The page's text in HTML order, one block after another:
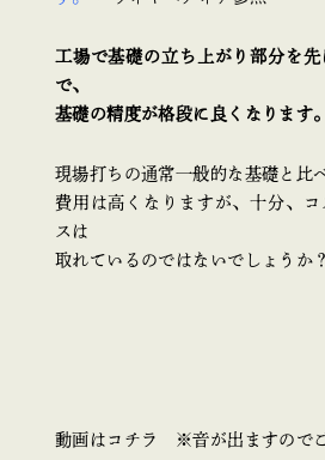
工場で基礎の立ち上がり部分を
で、
基礎の精度が格段に良くなります。
現場打ちの通常一般的な基礎と比
費用は高くなりますが、十分、
スは
取れているのではないでしょうか？
動画はコチラ ※音が出ますのでご